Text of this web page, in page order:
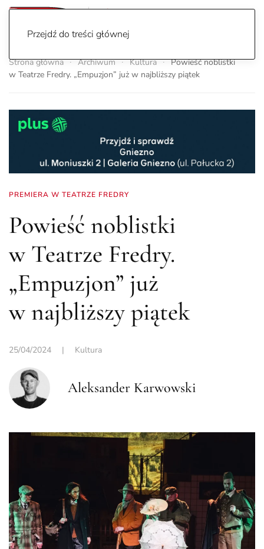
Przejdź do treści głównej
Strona główna Archiwum Kultura
Powieść noblistki
w Teatrze Fredry. „Empuzjon” już w najbliższy piątek
PREMIERA W TEATRZE FREDRY
Powieść noblistki
w Teatrze Fredry.
„Empuzjon” już
w najbliższy piątek
25/04/2024 | Kultura
Aleksander Karwowski